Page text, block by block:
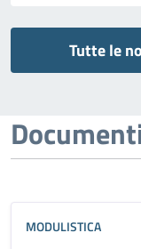
Tutte le
MODULISTICA